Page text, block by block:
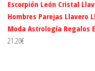
Escorpión León Cristal
Hombres Parejas Llavero
Moda Astrología Regalos
21.20€